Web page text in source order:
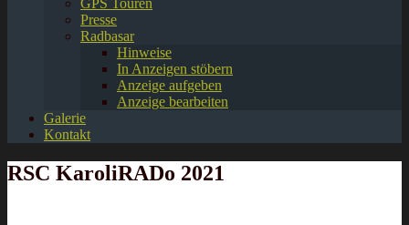
GPS Touren
Presse
Radbasar
Hinweise
In Anzeigen stöbern
Anzeige aufgeben
Anzeige bearbeiten
Galerie
Kontakt
RSC KaroliRADo 2021